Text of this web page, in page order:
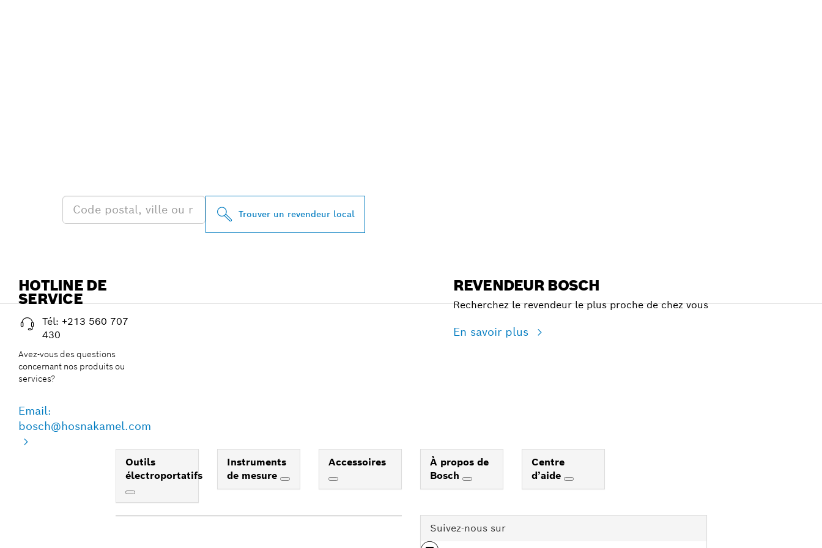
Trouver un revendeur local
HOTLINE DE
SERVICE
Tél: +213 560 707
430
Avez-vous des questions
concernant nos produits ou
services?
Email:
bosch@hosnakamel.com
REVENDEUR BOSCH
Recherchez le revendeur le plus proche de chez vous
En savoir plus
Outils
électroportatifs
Instruments
de mesure
Accessoires
À propos de
Bosch
Centre
d’aide
Suivez-nous sur